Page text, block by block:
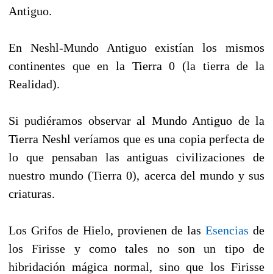
Antiguo.
En Neshl-Mundo Antiguo existían los mismos
continentes que en la Tierra 0 (la tierra de la
Realidad).
Si pudiéramos observar al Mundo Antiguo de la
Tierra Neshl veríamos que es una copia perfecta de
lo que pensaban las antiguas civilizaciones de
nuestro mundo (Tierra 0), acerca del mundo y sus
criaturas.
Los Grifos de Hielo, provienen de las Esencias de
los Firisse y como tales no son un tipo de
hibridación mágica normal, sino que los Firisse